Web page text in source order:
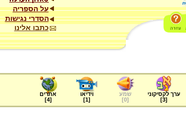
על הספריה
הסדרי נגישות
כתבו אלינו
ערך לקסיקוני
[
3
]
שמע
[
0
]
וידיאו
[
1
]
אתרים
[
4
]